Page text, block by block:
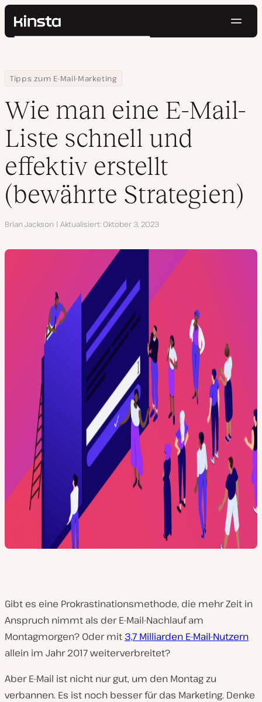
Kinsta®
Preise
Kontakt
Suchen
Home
Ressourcen Center
Tipps zum E-Mail-Marketing
Wie man eine E-Mail-Liste schnell und effektiv erstellt
Wie man eine E-Mail-
Liste schnell und
effektiv erstellt
(bewährte Strategien)
Autor
Brian Jackson Aktualisiert Oktober 3, 2023
Gibt es eine Prokrastinationsmethode, die mehr Zeit in
Anspruch nimmt als der E-Mail-Nachlauf am
Montagmorgen? Oder mit 3,7 Milliarden E-Mail-Nutzern
allein im Jahr 2017 weiterverbreitet?
Aber E-Mail ist nicht nur gut, um den Montag zu
verbannen. Es ist noch besser für das Marketing. Denke